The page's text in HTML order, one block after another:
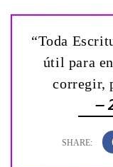
“Toda
útil para
corregir,
—